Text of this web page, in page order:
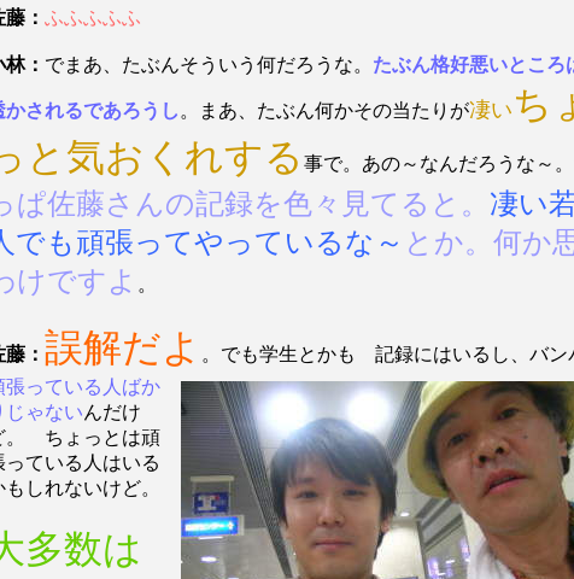
藤： ふふふふふ
林： でまあ、たぶんそういう何だろうな。 たぶん格好悪いところ
かされるであろうし 。まあ、たぶん何かその当たりが凄い ち
と気おくれする 事で。あの～なんだろうな～。
ぱ佐藤さんの記録を色々見てると。 凄い
でも頑張ってやっているな～ とか。何か
けですよ 。
藤： 誤解だよ 。でも学生とかも 記録にはいるし、バン
張っている人ばか
じゃないんだけ
。 ちょっとは頑
っている人はいる
もしれないけど。
多数は